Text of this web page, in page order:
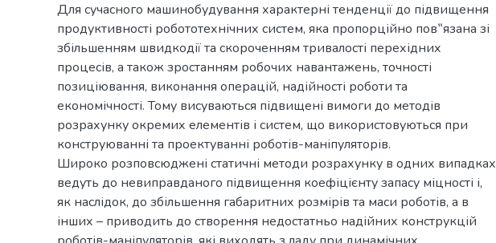
Для сучасного машинобудування характерні тенденції до підвищення
продуктивності робототехнічних систем, яка пропорційно пов‟язана зі
збільшенням швидкодії та скороченням тривалості перехідних
процесів, а також зростанням робочих навантажень, точності
позиціювання, виконання операцій, надійності роботи та
економічності. Тому висуваються підвищені вимоги до методів
розрахунку окремих елементів і систем, що використовуються при
конструюванні та проектуванні роботів-маніпуляторів.
Широко розповсюджені статичні методи розрахунку в одних випадках
ведуть до невиправданого підвищення коефіцієнту запасу міцності і,
як наслідок, до збільшення габаритних розмірів та маси роботів, а в
інших – приводить до створення недостатньо надійних конструкцій